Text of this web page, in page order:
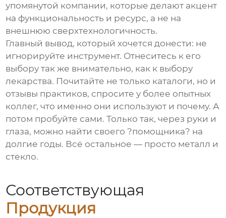
упомянутой компании, которые делают акцент
на функциональность и ресурс, а не на
внешнюю сверхтехнологичность.
Главный вывод, который хочется донести: не
игнорируйте инструмент. Отнеситесь к его
выбору так же внимательно, как к выбору
лекарства. Почитайте не только каталоги, но и
отзывы практиков, спросите у более опытных
коллег, что именно они используют и почему. А
потом пробуйте сами. Только так, через руки и
глаза, можно найти своего ?помощника? на
долгие годы. Всё остальное — просто металл и
стекло.
Соответствующая
Продукция